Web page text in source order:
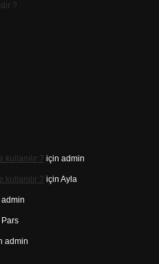
?
? için admin
? için Ayla
admin
Pars
admin